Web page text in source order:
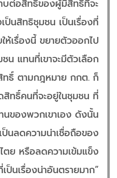
บต่อสิทธิ์ของผู้มีสิทธิที่จะ
ป็นสิทธิชุมชน เป็นเรื่องที่
ห้เรื่องนี้ ขยายตัวออกไป
น แทนที่เขาจะมีตัวเลือก
ทธิ์ ตามกฎหมาย กกต. ก็
ทธิ์คนที่จะอยู่ในชุมชน ที่
นของพวกเขาเอง ดังนั้น
ป็นลดความน่าเชื่อถือของ
ตย หรือลดความเข้มแข็ง
ป็นเรื่องน่าอันตรายมาก”